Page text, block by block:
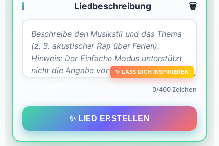
Liedbeschreibung 🗑️
✨ LASS DICH INSPIRIEREN
0/400 Zeichen
✨ LIED ERSTELLEN